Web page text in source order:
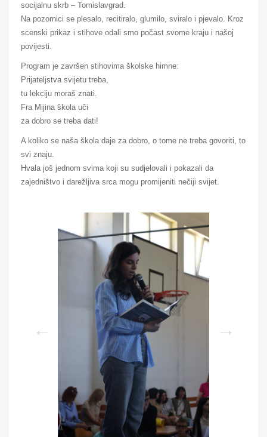
socijalnu skrb – Tomislavgrad.
Na pozornici se plesalo, recitiralo, glumilo, sviralo i pjevalo. Kroz
scenski prikaz i stihove odali smo počast svome kraju i našoj
povijesti.
Program je završen stihovima školske himne:
Prijateljstva svijetu treba,
tu lekciju moraš znati.
Fra Mijina škola uči
za dobro se treba dati!
A koliko se naša škola daje za dobro, o tome ne treba govoriti, to
svi znaju.
Hvala još jednom svima koji su sudjelovali i pokazali da
zajedništvo i darežljiva srca mogu promijeniti nečiji svijet.